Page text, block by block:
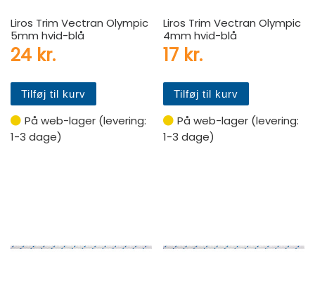
Liros Trim Vectran Olympic
5mm hvid-blå
24 kr.
Tilføj til kurv
På web-lager (levering:
1-3 dage)
Liros Trim Vectran Olympic
4mm hvid-blå
17 kr.
Tilføj til kurv
På web-lager (levering:
1-3 dage)